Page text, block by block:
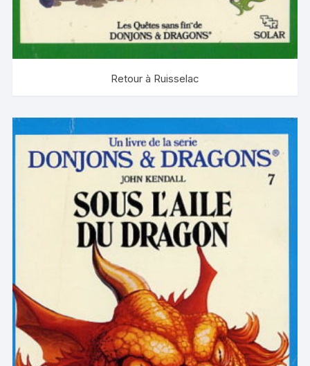
Retour à Ruisselac